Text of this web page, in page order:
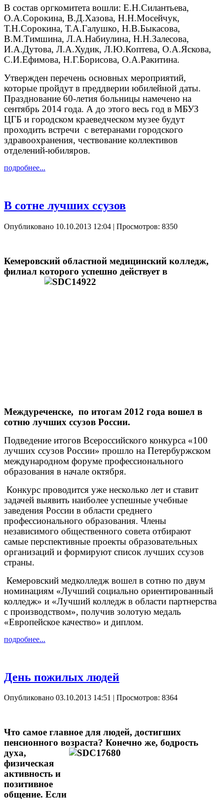
В состав оргкомитета вошли: Е.Н.Силантьева,
О.А.Сорокина, В.Д.Хазова, Н.Н.Мосейчук,
Т.Н.Сорокина, Т.А.Галушко, Н.В.Быкасова,
В.М.Тимшина, Л.А.Набиулина, Н.Н.Залесова,
И.А.Дутова, Л.А.Худик, Л.Ю.Коптева, О.А.Яскова,
С.И.Ефимова, Н.Г.Борисова, О.А.Ракитина.
Утвержден перечень основных мероприятий,
которые пройдут в преддверии юбилейной даты.
Празднование 60-летия больницы намечено на
сентябрь 2014 года. А до этого весь год в МБУЗ
ЦГБ и городском краеведческом музее будут
проходить встречи с ветеранами городского
здравоохранения, чествование коллективов
отделений-юбиляров.
подробнее...
В сотне лучших ссузов
Опубликовано 10.10.2013 12:04 | Просмотров: 8350
Кемеровский областной медицинский колледж,
филиал которого успешно действует в
Междуреченске, по итогам 2012 года вошел в
сотню лучших ссузов России.
Подведение итогов Всероссийского конкурса «100
лучших ссузов России» прошло на Петербуржском
международном форуме профессионального
образования в начале октября.
Конкурс проводится уже несколько лет и ставит
задачей выявить наиболее успешные учебные
заведения России в области среднего
профессионального образования. Члены
независимого общественного совета отбирают
самые перспективные проекты образовательных
организаций и формируют список лучших ссузов
страны.
Кемеровский медколледж вошел в сотню по двум
номинациям «Лучший социально ориентированный
колледж» и «Лучший колледж в области партнерства
с производством», получив золотую медаль
«Европейское качество» и диплом.
подробнее...
День пожилых людей
Опубликовано 03.10.2013 14:51 | Просмотров: 8364
Что самое главное для людей, достигших
пенсионного возраста? Конечно же, бодрость
духа,
физическая
активность и
позитивное
общение. Если